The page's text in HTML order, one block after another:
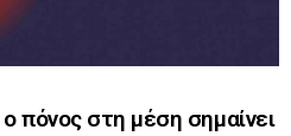
πόνος στη μέση σημαίνει